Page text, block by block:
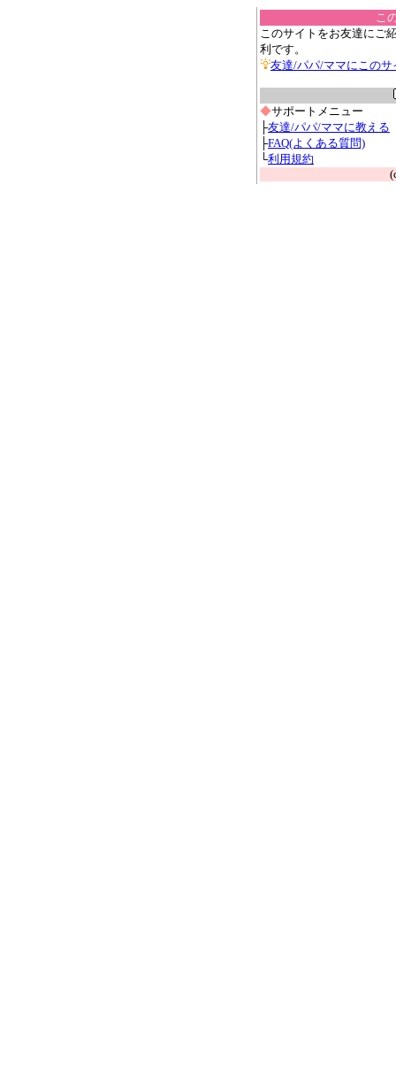
こ
このサイトをお友達にご
利です。
友達/パパ/ママにこのサ
◆サポートメニュー
├友達/パパ/ママに教える
├FAQ(よくある質問)
└利用規約